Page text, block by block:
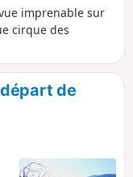
imprenable sur
cirque des
de